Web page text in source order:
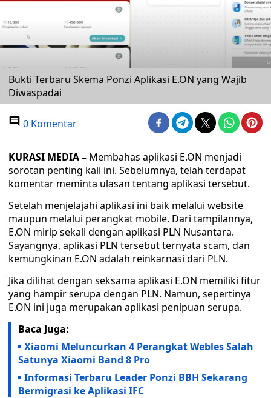
Bukti Terbaru Skema Ponzi Aplikasi E.ON yang Wajib
Diwaspadai
0 Komentar
KURASI MEDIA – Membahas aplikasi E.ON menjadi
sorotan penting kali ini. Sebelumnya, telah terdapat
komentar meminta ulasan tentang aplikasi tersebut.
Setelah menjelajahi aplikasi ini baik melalui website
maupun melalui perangkat mobile. Dari tampilannya,
E.ON mirip sekali dengan aplikasi PLN Nusantara.
Sayangnya, aplikasi PLN tersebut ternyata scam, dan
kemungkinan E.ON adalah reinkarnasi dari PLN.
Jika dilihat dengan seksama aplikasi E.ON memiliki fitur
yang hampir serupa dengan PLN. Namun, sepertinya
E.ON ini juga merupakan aplikasi penipuan serupa.
Baca Juga:
Xiaomi Meluncurkan 4 Perangkat Webles Salah
Satunya Xiaomi Band 8 Pro
Informasi Terbaru Leader Ponzi BBH Sekarang
Bermigrasi ke Aplikasi IFC